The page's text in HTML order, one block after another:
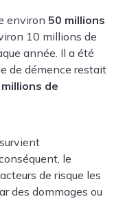
environ 50 millions
10 millions de
année. Il a été
de démence restait
de
le
de risque les
des dommages ou